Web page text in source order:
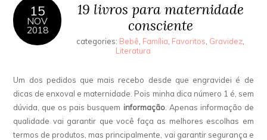
15
NOV
2018
19 livros para maternidade
consciente
categories: Bebê Família Favoritos Gravidez
Literatura
Um dos pedidos que mais recebo desde que engravidei é de
dicas de enxoval e maternidade. Pois minha dica número 1 é, sem
dúvida, que os pais busquem informação. Apenas informação de
qualidade vai garantir que você faça as melhores escolhas em
termos de produtos, mas principalmente, vai garantir segurança e